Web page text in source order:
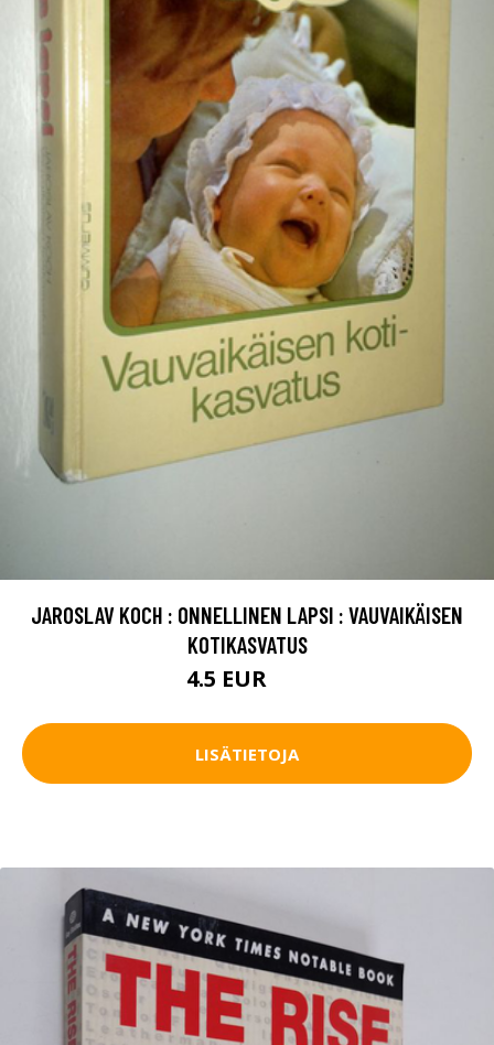
JAROSLAV KOCH : ONNELLINEN LAPSI : VAUVAIKÄISEN
KOTIKASVATUS
4.5 EUR
LISÄTIETOJA